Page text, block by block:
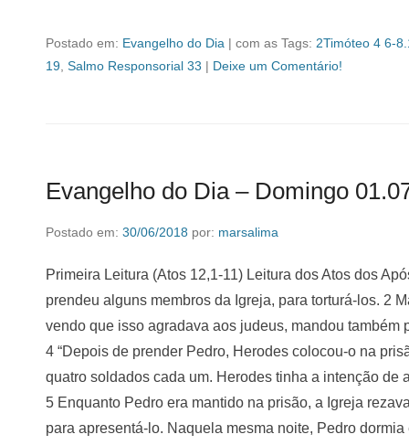
Postado em: Evangelho do Dia | com as Tags: 2Timóteo 4 6-
19 Salmo Responsorial 33 | Deixe um Comentário!
Evangelho do Dia – Domingo
Postado em: 30/06/2018 por: marsalima
Primeira Leitura (Atos 12,1-11) Leitura dos Atos dos
prendeu alguns membros da Igreja, para torturá-los. 2
vendo que isso agradava aos judeus, mandou
4 “Depois de prender Pedro, Herodes colocou-o na
quatro soldados cada um. Herodes tinha a intenção de
5 Enquanto Pedro era mantido na prisão, a Igreja
para apresentá-lo. Naquela mesma noite, Pedro